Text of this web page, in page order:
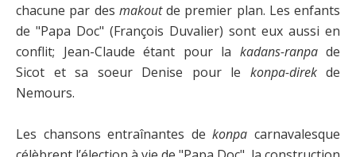
chacune par des makoutde premier plan. Les enfants
de "Papa Doc" (François Duvalier) sont eux aussi en
conflit; Jean-Claude étant pour la kadans-ranpade
Sicot et sa soeur Denise pour le konpa-direkde
Nemours.
Les chansons entraînantes dekonpa carnavalesque